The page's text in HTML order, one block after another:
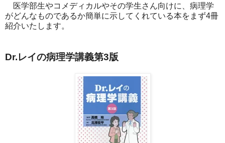
医学部生やコメディカルやその学生さん向けに、病理学
がどんなものであるか簡単に示してくれている本をまず4冊
紹介いたします。
Dr.レイの病理学講義第3版